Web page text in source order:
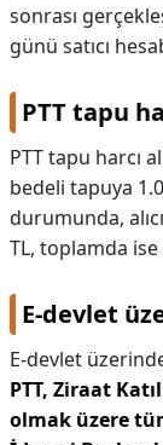
sonrası
günü satıcı
PTT tapu
PTT tapu harcı
bedeli tapuya
durumunda,
TL, toplamda ise
E-devlet
E-devlet
PTT, Ziraat
olmak üzere